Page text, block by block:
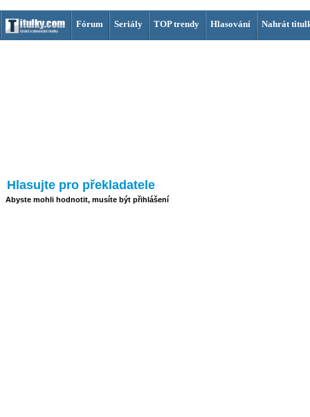
Fórum Seriály TOP trendy Hlasování Nahrát
Hlasujte pro překladatele
Abyste mohli hodnotit, musíte být přihlášení